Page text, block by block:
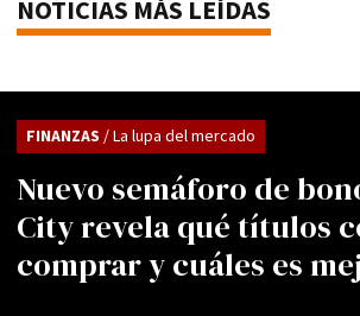
NOTICIAS MÁS LEÍDAS
Nuevo semáforo de
City revela qué títulos
comprar y cuáles es
FINANZAS / La lupa del mercado